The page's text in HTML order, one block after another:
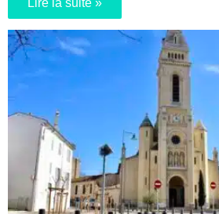
Lire la suite »